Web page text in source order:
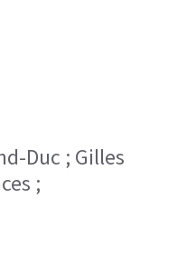
Duc ; Gilles
;